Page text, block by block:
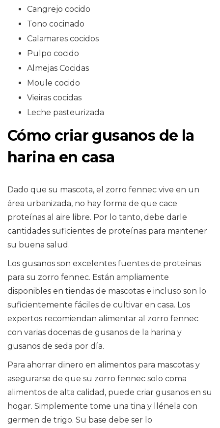
Cangrejo cocido
Tono cocinado
Calamares cocidos
Pulpo cocido
Almejas Cocidas
Moule cocido
Vieiras cocidas
Leche pasteurizada
Cómo criar gusanos de la
harina en casa
Dado que su mascota, el zorro fennec vive en un
área urbanizada, no hay forma de que cace
proteínas al aire libre. Por lo tanto, debe darle
cantidades suficientes de proteínas para mantener
su buena salud.
Los gusanos son excelentes fuentes de proteínas
para su zorro fennec. Están ampliamente
disponibles en tiendas de mascotas e incluso son lo
suficientemente fáciles de cultivar en casa. Los
expertos recomiendan alimentar al zorro fennec
con varias docenas de gusanos de la harina y
gusanos de seda por día.
Para ahorrar dinero en alimentos para mascotas y
asegurarse de que su zorro fennec solo coma
alimentos de alta calidad, puede criar gusanos en su
hogar. Simplemente tome una tina y llénela con
germen de trigo. Su base debe ser lo